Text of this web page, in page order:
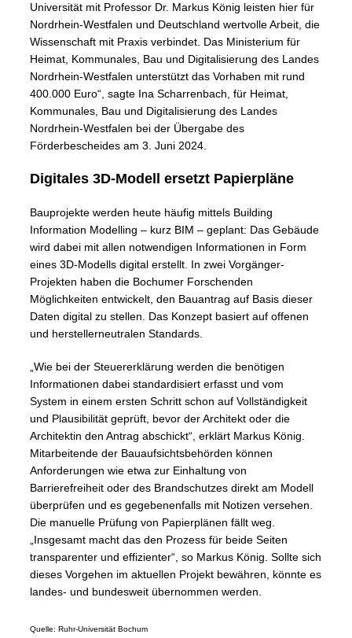
Universität mit Professor Dr. Markus König leisten hier für
Nordrhein-Westfalen und Deutschland wertvolle Arbeit, die
Wissenschaft mit Praxis verbindet. Das Ministerium für
Heimat, Kommunales, Bau und Digitalisierung des Landes
Nordrhein-Westfalen unterstützt das Vorhaben mit rund
400.000 Euro“, sagte Ina Scharrenbach, für Heimat,
Kommunales, Bau und Digitalisierung des Landes
Nordrhein-Westfalen bei der Übergabe des
Förderbescheides am 3. Juni 2024.
Digitales 3D-Modell ersetzt Papierpläne
Bauprojekte werden heute häufig mittels Building
Information Modelling – kurz BIM – geplant: Das Gebäude
wird dabei mit allen notwendigen Informationen in Form
eines 3D-Modells digital erstellt. In zwei Vorgänger-
Projekten haben die Bochumer Forschenden
Möglichkeiten entwickelt, den Bauantrag auf Basis dieser
Daten digital zu stellen. Das Konzept basiert auf offenen
und herstellerneutralen Standards.
„Wie bei der Steuererklärung werden die benötigen
Informationen dabei standardisiert erfasst und vom
System in einem ersten Schritt schon auf Vollständigkeit
und Plausibilität geprüft, bevor der Architekt oder die
Architektin den Antrag abschickt“, erklärt Markus König.
Mitarbeitende der Bauaufsichtsbehörden können
Anforderungen wie etwa zur Einhaltung von
Barrierefreiheit oder des Brandschutzes direkt am Modell
überprüfen und es gegebenenfalls mit Notizen versehen.
Die manuelle Prüfung von Papierplänen fällt weg.
„Insgesamt macht das den Prozess für beide Seiten
transparenter und effizienter“, so Markus König. Sollte sich
dieses Vorgehen im aktuellen Projekt bewähren, könnte es
landes- und bundesweit übernommen werden.
Quelle: Ruhr-Universität Bochum